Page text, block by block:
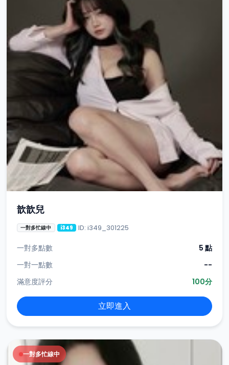
歆歆兒
一對多忙線中 i349 ID: i349_301225
一對多點數
5 點
一對一點數
--
滿意度評分
100分
立即進入
一對多忙線中